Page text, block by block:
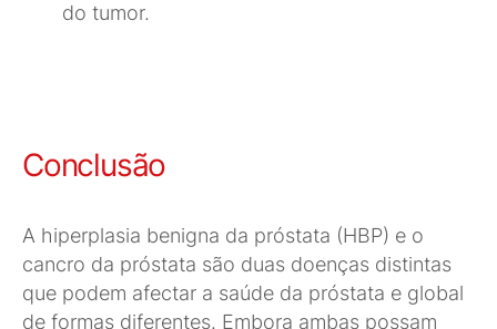
do tumor.
Conclusão
A hiperplasia benigna da próstata (HBP) e o
cancro da próstata são duas doenças distintas
que podem afectar a saúde da próstata e global
de formas diferentes. Embora ambas possam